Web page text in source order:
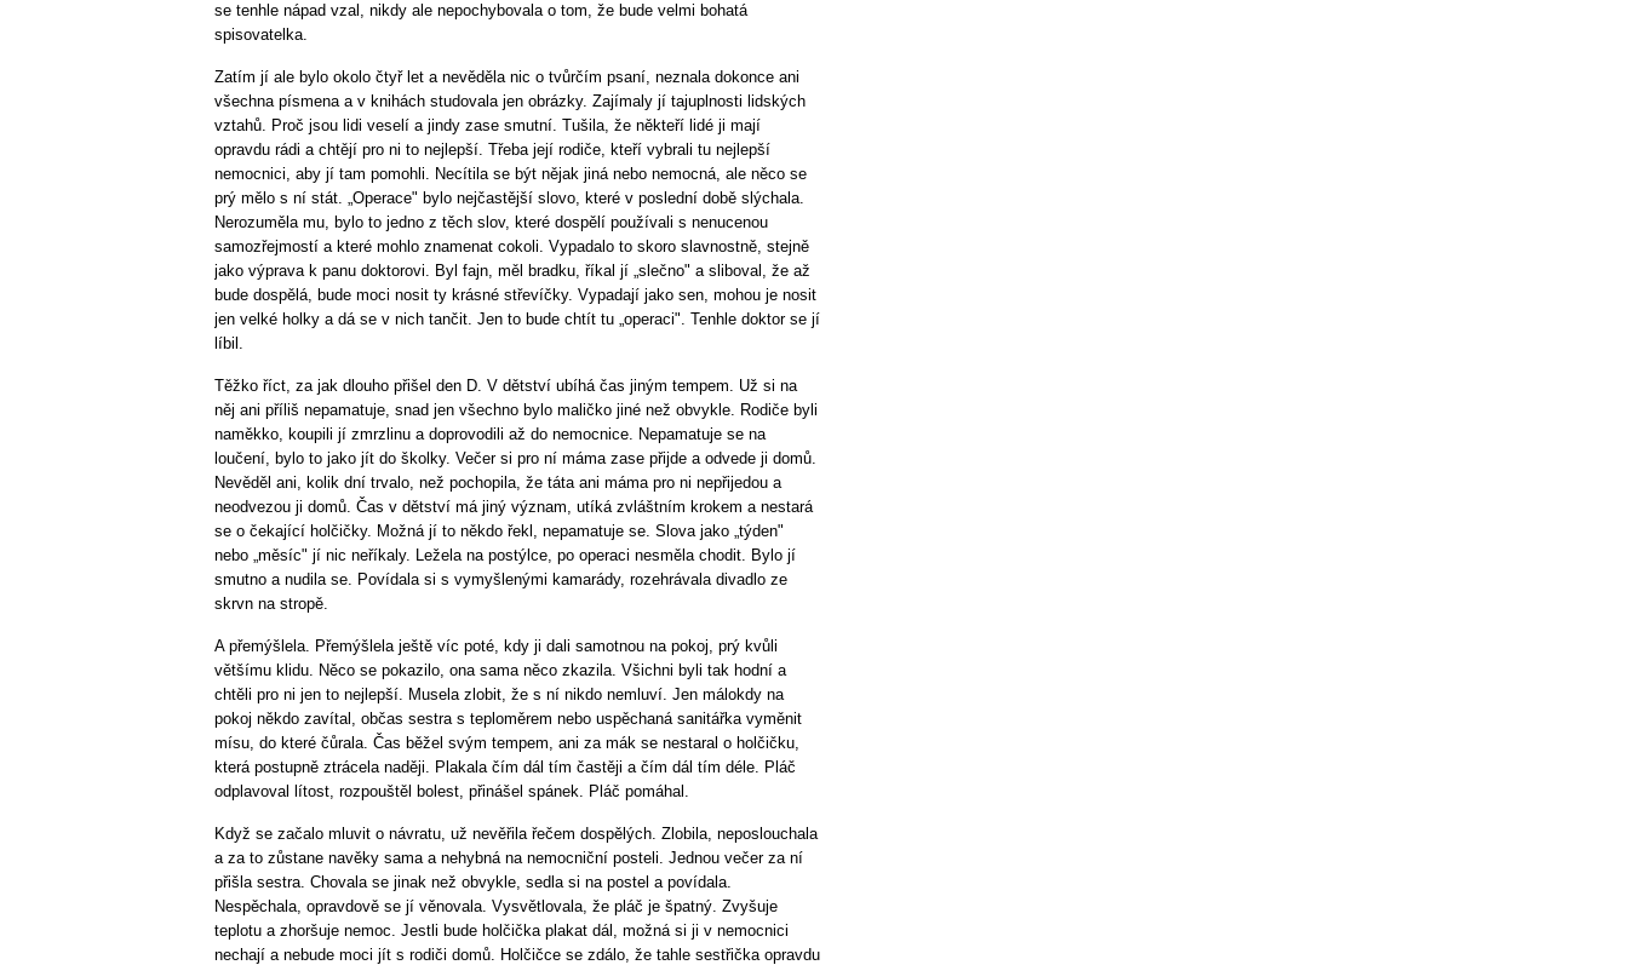
se tenhle nápad vzal, nikdy ale nepochybovala o tom, že bude velmi bohatá
spisovatelka.
Zatím jí ale bylo okolo čtyř let a nevěděla nic o tvůrčím psaní, neznala dokonce ani
všechna písmena a v knihách studovala jen obrázky. Zajímaly jí tajuplnosti lidských
vztahů. Proč jsou lidi veselí a jindy zase smutní. Tušila, že někteří lidé ji mají
opravdu rádi a chtějí pro ni to nejlepší. Třeba její rodiče, kteří vybrali tu nejlepší
nemocnici, aby jí tam pomohli. Necítila se být nějak jiná nebo nemocná, ale něco se
prý mělo s ní stát. „Operace" bylo nejčastější slovo, které v poslední době slýchala.
Nerozuměla mu, bylo to jedno z těch slov, které dospělí používali s nenucenou
samozřejmostí a které mohlo znamenat cokoli. Vypadalo to skoro slavnostně, stejně
jako výprava k panu doktorovi. Byl fajn, měl bradku, říkal jí „slečno" a sliboval, že až
bude dospělá, bude moci nosit ty krásné střevíčky. Vypadají jako sen, mohou je nosit
jen velké holky a dá se v nich tančit. Jen to bude chtít tu „operaci". Tenhle doktor se jí
líbil.
Těžko říct, za jak dlouho přišel den D. V dětství ubíhá čas jiným tempem. Už si na
něj ani příliš nepamatuje, snad jen všechno bylo maličko jiné než obvykle. Rodiče byli
naměkko, koupili jí zmrzlinu a doprovodili až do nemocnice. Nepamatuje se na
loučení, bylo to jako jít do školky. Večer si pro ní máma zase přijde a odvede ji domů.
Nevěděl ani, kolik dní trvalo, než pochopila, že táta ani máma pro ni nepřijedou a
neodvezou ji domů. Čas v dětství má jiný význam, utíká zvláštním krokem a nestará
se o čekající holčičky. Možná jí to někdo řekl, nepamatuje se. Slova jako „týden"
nebo „měsíc" jí nic neříkaly. Ležela na postýlce, po operaci nesměla chodit. Bylo jí
smutno a nudila se. Povídala si s vymyšlenými kamarády, rozehrávala divadlo ze
skrvn na stropě.
A přemýšlela. Přemýšlela ještě víc poté, kdy ji dali samotnou na pokoj, prý kvůli
většímu klidu. Něco se pokazilo, ona sama něco zkazila. Všichni byli tak hodní a
chtěli pro ni jen to nejlepší. Musela zlobit, že s ní nikdo nemluví. Jen málokdy na
pokoj někdo zavítal, občas sestra s teploměrem nebo uspěchaná sanitářka vyměnit
mísu, do které čůrala. Čas běžel svým tempem, ani za mák se nestaral o holčičku,
která postupně ztrácela naději. Plakala čím dál tím častěji a čím dál tím déle. Pláč
odplavoval lítost, rozpouštěl bolest, přinášel spánek. Pláč pomáhal.
Když se začalo mluvit o návratu, už nevěřila řečem dospělých. Zlobila, neposlouchala
a za to zůstane navěky sama a nehybná na nemocniční posteli. Jednou večer za ní
přišla sestra. Chovala se jinak než obvykle, sedla si na postel a povídala.
Nespěchala, opravdově se jí věnovala. Vysvětlovala, že pláč je špatný. Zvyšuje
teplotu a zhoršuje nemoc. Jestli bude holčička plakat dál, možná si ji v nemocnici
nechají a nebude moci jít s rodiči domů. Holčičce se zdálo, že tahle sestřička opravdu